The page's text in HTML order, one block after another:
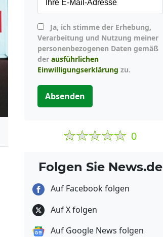
Verarbeitung und Nutzung meiner
personenbezogenen Daten gemäß
der ausführlichen
Einwilligungserklärung zu.
Absenden
0
Folgen Sie News.de
Auf Facebook folgen
Auf X folgen
Auf Google News folgen